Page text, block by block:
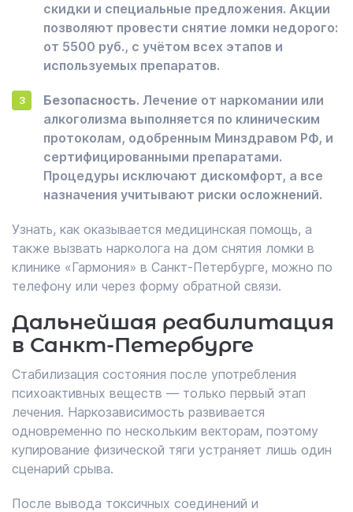
скидки и специальные предложения. Акции
позволяют провести снятие ломки недорого:
от 5500 руб., с учётом всех этапов и
используемых препаратов.
Безопасность. Лечение от наркомании или
алкоголизма выполняется по клиническим
протоколам, одобренным Минздравом РФ, и
сертифицированными препаратами.
Процедуры исключают дискомфорт, а все
назначения учитывают риски осложнений.
Узнать, как оказывается медицинская помощь, а
также вызвать нарколога на дом снятия ломки в
клинике «Гармония» в Санкт-Петербурге, можно по
телефону или через форму обратной связи.
Дальнейшая реабилитация
в Санкт-Петербурге
Стабилизация состояния после употребления
психоактивных веществ — только первый этап
лечения. Наркозависимость развивается
одновременно по нескольким векторам, поэтому
купирование физической тяги устраняет лишь один
сценарий срыва.
После вывода токсичных соединений и